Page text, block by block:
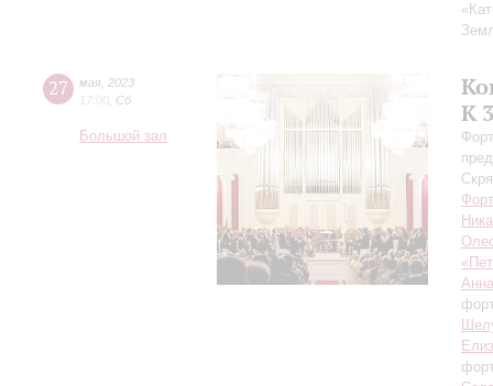
27 мая 2023
17:00 Сб
Большой зал
К